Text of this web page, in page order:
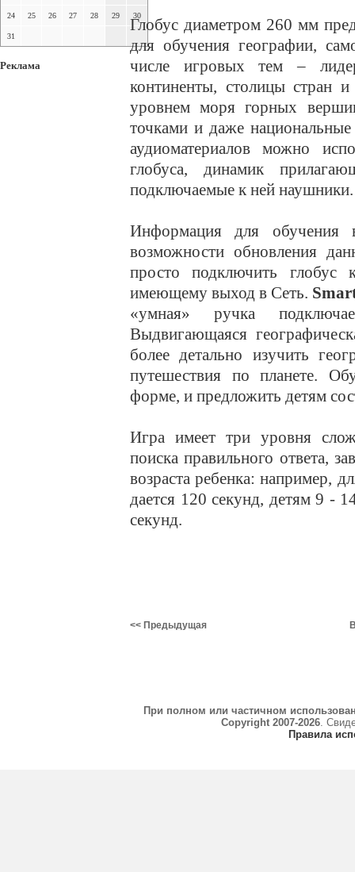
24 25 26 27 28 29 30
31
Реклама
Глобус диаметром 260 мм
для обучения географии,
числе игровых тем –
континенты, столицы стран
уровнем моря горных
точками и даже
аудиоматериалов можно
глобуса, динамик
подключаемые к ней наушники.
Информация для обучения
возможности обновления
просто подключить глобус
имеющему выход в Сеть.
«умная» ручка
Выдвигающаяся
более детально изучить
путешествия по планете.
форме, и предложить детям
Игра имеет три уровня
поиска правильного ответа,
возраста ребенка: например,
дается 120 секунд, детям 9 -
секунд.
<< Предыдущая
При полном или частичном
Copyright 2007-2026.
Правила